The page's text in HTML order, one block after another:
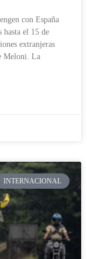
con España
hasta el 15 de
extranjeras
Meloni. La
INTERNACIONAL